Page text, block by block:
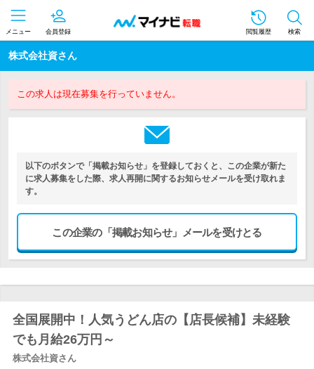
メニュー 会員登録 閲覧履歴 検索
株式会社資さん
この求人は現在募集を行っていません。
以下のボタンで「掲載お知らせ」を登録しておくと、この企業が新た
に求人募集をした際、求人再開に関するお知らせメールを受け取れま
す。
この企業の「掲載お知らせ」メールを受けとる
全国展開中！人気うどん店の【店長候補】未経験
でも月給26万円～
株式会社資さん